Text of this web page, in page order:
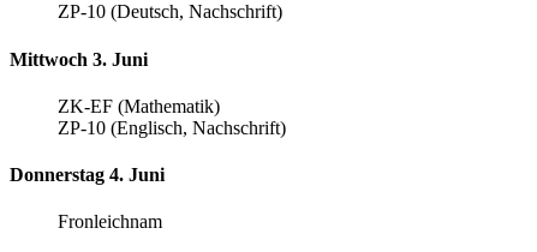
ZP-10 (Deutsch, Nachschrift)
Mittwoch 3. Juni
ZK-EF (Mathematik)
ZP-10 (Englisch, Nachschrift)
Donnerstag 4. Juni
Fronleichnam